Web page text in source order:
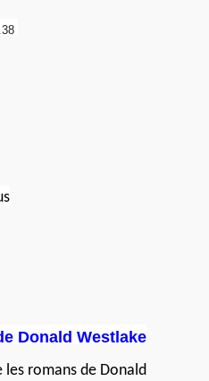
Donald Westlake
les romans de Donald